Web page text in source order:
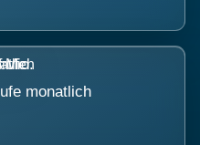
monatlich